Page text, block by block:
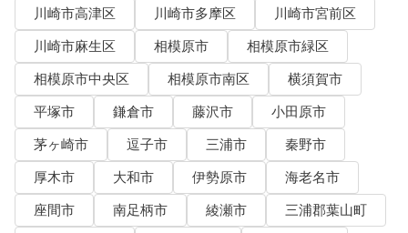
川崎市高津区
川崎市多摩区
川崎市宮前区
川崎市麻生区
相模原市
相模原市緑区
相模原市中央区
相模原市南区
横須賀市
平塚市
鎌倉市 藤沢市
小田原市
茅ヶ崎市
逗子市 三浦市
秦野市
厚木市
大和市 伊勢原市
海老名市
座間市
南足柄市 綾瀬市
三浦郡葉山町